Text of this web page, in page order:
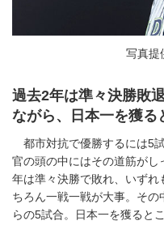
写真提
過去2年は準々決勝敗
ながら、日本一を獲る
都市対抗で優勝するには5
官の頭の中にはその道筋が
年は準々決勝で敗れ、いずれ
ちろん一戦一戦が大事。そ
らの5試合。日本一を獲ると